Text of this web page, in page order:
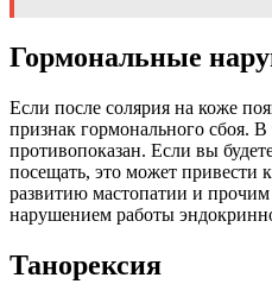
Гормональные
Если после солярия на коже
признак гормонального сбоя.
противопоказан. Если вы
посещать, это может привести
развитию мастопатии и
нарушением работы
Танорексия